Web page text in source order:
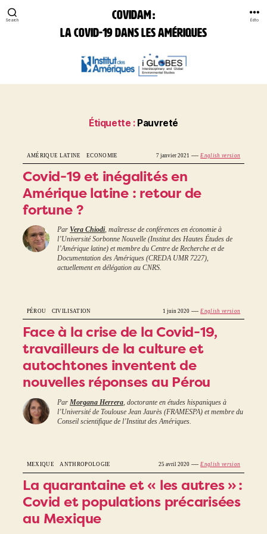
Search
COVIDAM :
la Covid-19 dans les Amériques
les
Édito
Étiquette :Pauvreté
AMÉRIQUE LATINE ECONOMIE 7 janvier 2021 —English version
Covid-19 et inégalités en
Amérique latine : retour de
fortune ?
Par Vera Chiodi, maîtresse de conférences en économie à
l’Université Sorbonne Nouvelle (Institut des Hautes Études de
l’Amérique latine) et membre du Centre de Recherche et de
Documentation des Amériques (CREDA UMR 7227),
actuellement en délégation au CNRS.
PÉROU CIVILISATION 1 juin 2020 —English version
Face à la crise de la Covid-19,
travailleurs de la culture et
autochtones inventent de
nouvelles réponses au Pérou
Par Morgana Herrera, doctorante en études hispaniques à
l’Université de Toulouse Jean Jaurès (FRAMESPA) et membre du
Conseil scientifique de l’Institut des Amériques.
MEXIQUE ANTHROPOLOGIE 25 avril 2020 —English version
La quarantaine et « les autres » :
Covid et populations précarisées
au Mexique